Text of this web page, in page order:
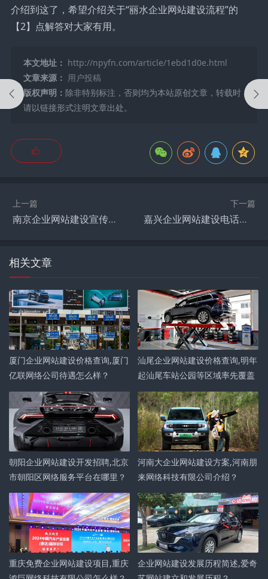
介绍到这了，希望介绍关于“丽水企业网站建设流程”的
【2】点解答对大家有用。
本文地址： http://npyfn.com/article/1ebd1d0e.html
文章来源： 用户投稿
版权声明： 除非特别标注，否则均为本站原创文章，转载时
请以链接形式注明文章出处。
上一篇
南京企业网站建设宣传语,慧科讯业（北京）网络科技有限公司南京分公司，怎么样啊？
下一篇
嘉兴企业网站建设电话号码,嘉兴哪里有纪梵希专柜吗？
相关文章
厦门企业网站建设价格查询,厦门
亿联网络公司待遇怎么样？
汕尾企业网站建设价格查询,明年
起汕尾车站公园等区域率先覆盖
5G网络, 你怎么看？
朝阳企业网站建设开发招聘,北京
市朝阳区网络服务平台在哪里？
河南大企业网站建设方案,河南朋
来网络科技有限公司介绍？
重庆免费企业网站建设项目,重庆
企业网站建设发展历程简述,爱奇